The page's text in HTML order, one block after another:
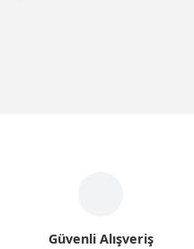
Güvenli Alışveriş